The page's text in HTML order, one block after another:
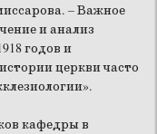
–Важное
и анализ
годов и
церкви часто
кафедры в